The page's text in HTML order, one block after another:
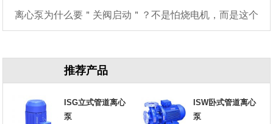
离心泵为什么要＂关阀启动＂？不是怕烧电机，而是这个
推荐产品
ISG立式管道离心
泵
ISW卧式管道离心
泵